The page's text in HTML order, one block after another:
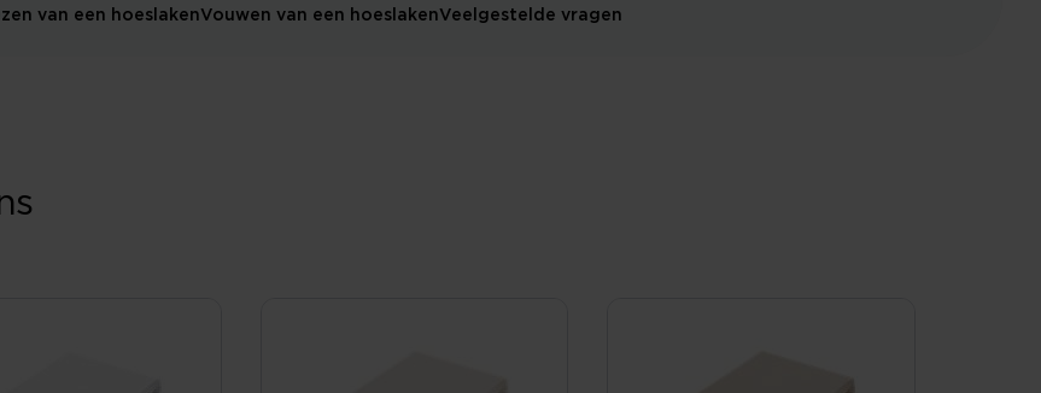
van een hoeslakenVouwen van een hoeslakenVeelgestelde vragen